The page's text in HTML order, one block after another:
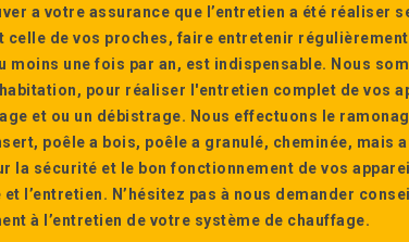
a votre assurance que l’entretien a été réaliser
celle de vos proches, faire entretenir
moins une fois par an, est indispensable. Nous
pour réaliser l'entretien complet de vos
et ou un débistrage. Nous effectuons le
poêle a bois, poêle a granulé, cheminée, mais
la sécurité et le bon fonctionnement de vos
l’entretien. N’hésitez pas à nous demander
à l’entretien de votre système de chauffage.